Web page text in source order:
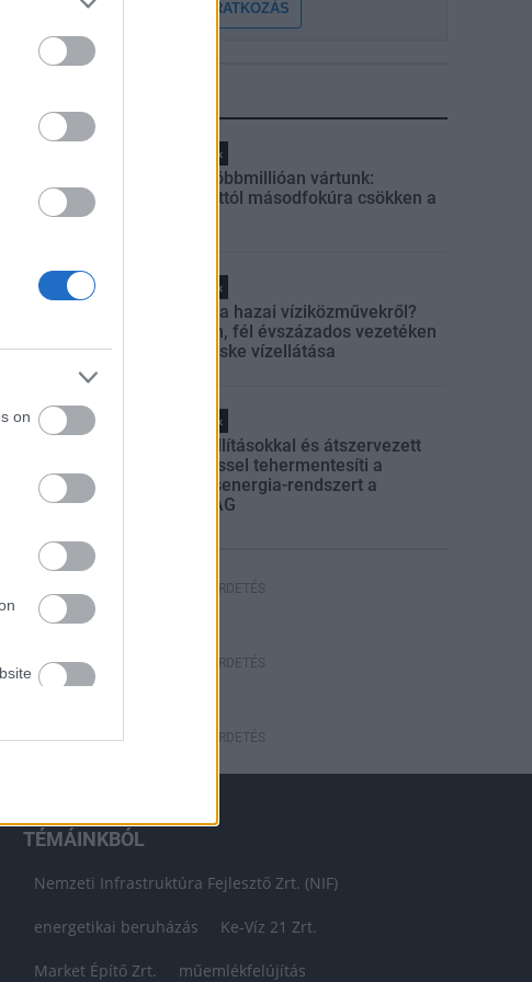
on
FELIRATKOZÁS
Helyi hírek
Amire többmillióan vártunk:
szombattól másodfokúra csökken a
Helyi hírek
Látlelet a hazai víziközművekről?
Egyetlen, fél évszázados vezetéken
múlt Bicske vízellátása
Helyi hírek
Gyárleállításokkal és átszervezett
termeléssel tehermentesíti a
villamosenergia-rendszert a
STRABAG
HIRDETÉS
HIRDETÉS
HIRDETÉS
TÉMÁINKBÓL
Nemzeti Infrastruktúra Fejlesztő Zrt. (NIF)
energetikai beruházás Ke-Víz 21 Zrt.
Market Építő Zrt. műemlékfelújítás